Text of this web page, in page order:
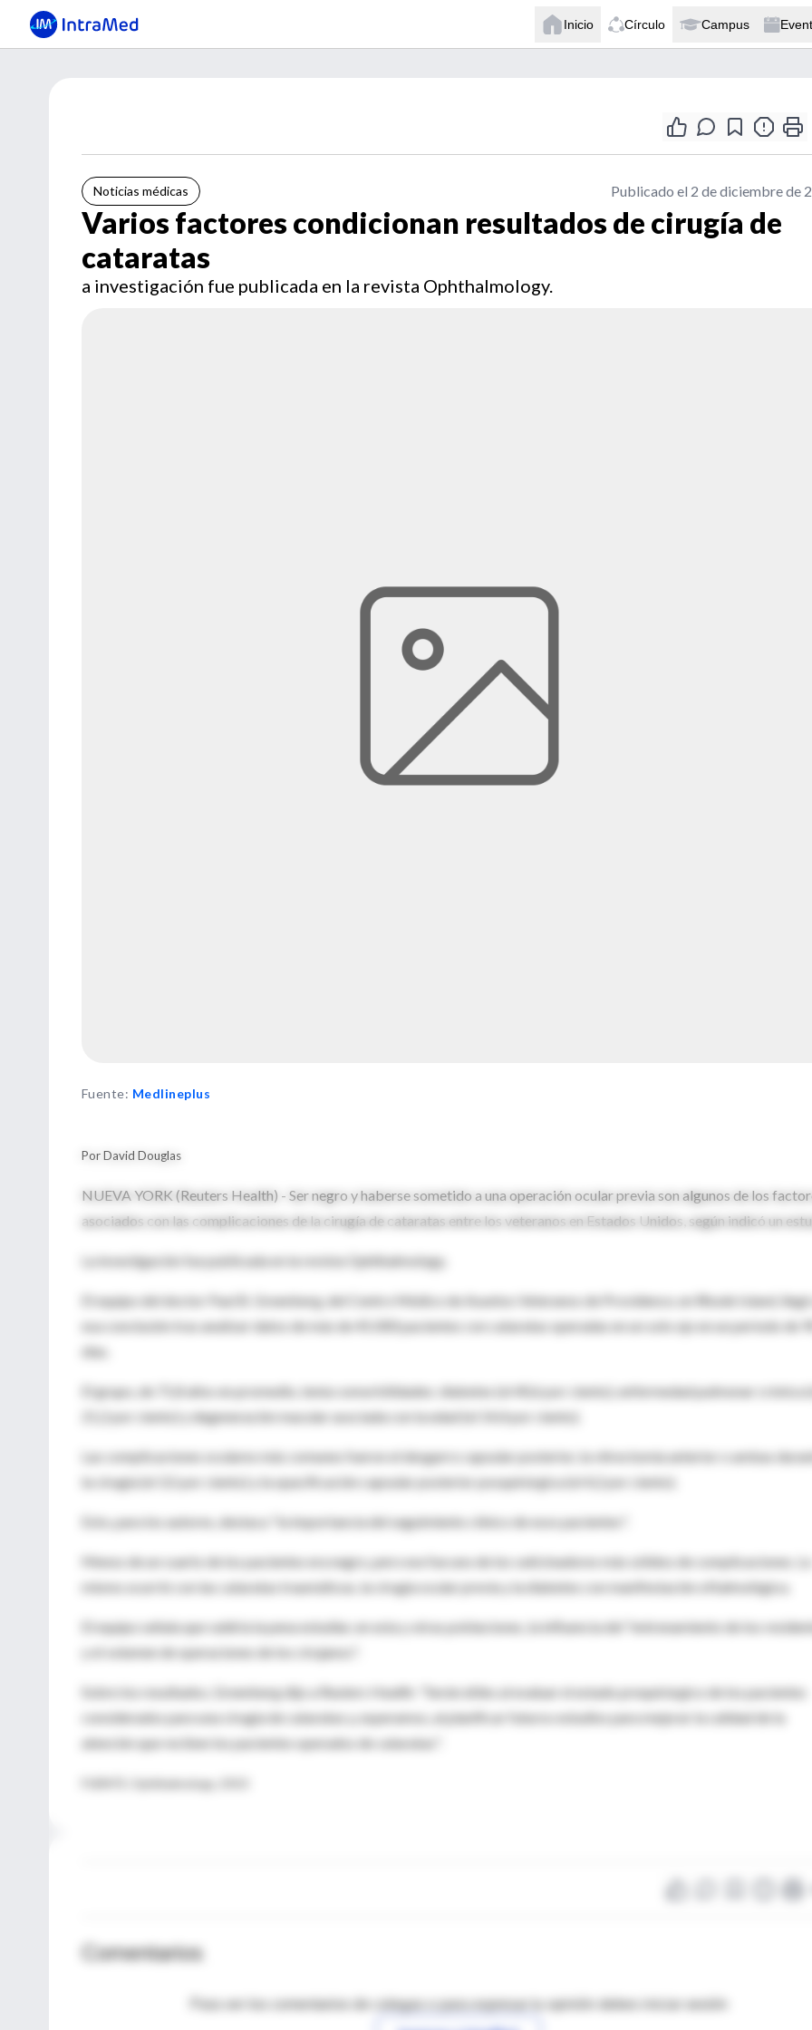
Inicio Círculo Campus
Noticias médicas Publicado el 2 de diciembre de
Varios factores condicionan resultados de cirugía de
cataratas
a investigación fue publicada en la revista Ophthalmology.
Fuente: Medlineplus
Por David Douglas
NUEVA YORK (Reuters Health) - Ser negro y haberse sometido a una operación ocular previa son algunos de los
asociados con las complicaciones de la cirugía de cataratas entre los veteranos en Estados Unidos, según indicó un
La investigación fue publicada en la revista Ophthalmology.
El equipo del doctor Paul B. Greenberg, del Centro Médico de Asuntos Veteranos de Providence, en Rhode Island,
esa conclusión tras analizar datos de más de 45.000 pacientes con cataratas operadas en un solo ojo en un período de
días.
El grupo, de 71,8 años en promedio, tenía comorbilidades: diabetes (el 40,6 por ciento), enfermedad pulmonar crónica
21,2 por ciento) y degeneración macular asociada con la edad (el 14,4 por ciento).
Las complicaciones oculares más comunes fueron el desgarro capsular posterior, la vitrectomía anterior o ambas
la cirugía (el 3,5 por ciento) y la opacificación capsular posterior posquirúrgica (el 4,2 por ciento).
Esto, para los autores, destaca "la importancia del seguimiento clínico de esos pacientes".
Menos de un cuarto de los pacientes era negro, pero ese fue uno de los vaticinadores más sólidos de complicaciones. Lo
mismo ocurrió con las cataratas traumáticas, la cirugía ocular previa y la diabetes con manifestación oftalmológica.
El equipo señala que valdría la pena estudiar, en esta y otras poblaciones, la influencia del "entrenamiento de los
y el volumen de operaciones de los cirujanos".
Sobre los resultados, Greenberg dijo a Reuters Health: "Serán útiles al evaluar el estado prequirúrgico de los pacientes
considerados para una cirugía de cataratas y, esperamos, al planificar futuros estudios para mejorar la calidad de la
atención que reciben los pacientes operados de cataratas".
FUENTE: Ophthalmology, 2010
Comentarios
Para ver los comentarios de colegas o para expresar tu opinión debes iniciar sesión